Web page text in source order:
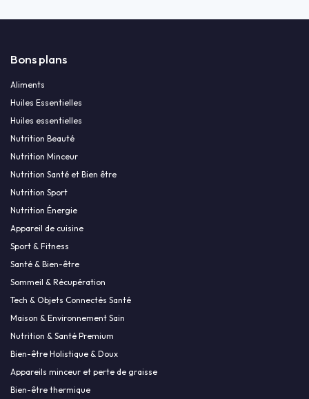
Bons plans
Aliments
Huiles Essentielles
Huiles essentielles
Nutrition Beauté
Nutrition Minceur
Nutrition Santé et Bien être
Nutrition Sport
Nutrition Énergie
Appareil de cuisine
Sport & Fitness
Santé & Bien-être
Sommeil & Récupération
Tech & Objets Connectés Santé
Maison & Environnement Sain
Nutrition & Santé Premium
Bien-être Holistique & Doux
Appareils minceur et perte de graisse
Bien-être thermique